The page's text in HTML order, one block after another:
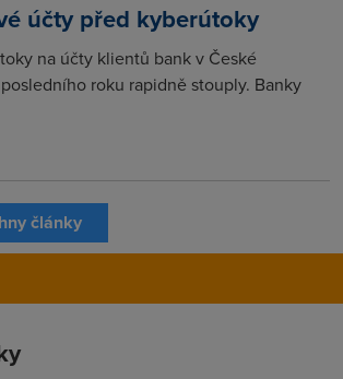
účty před kyberútoky
na účty klientů bank v České
roku rapidně stouply. Banky
články